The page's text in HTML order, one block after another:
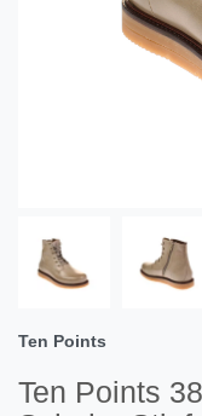
Ten Points
Ten Points